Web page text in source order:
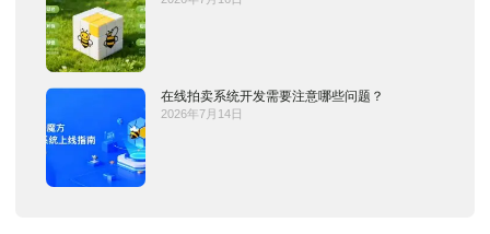
在线拍卖系统开发需要注意哪些问题？
2026年7月14日